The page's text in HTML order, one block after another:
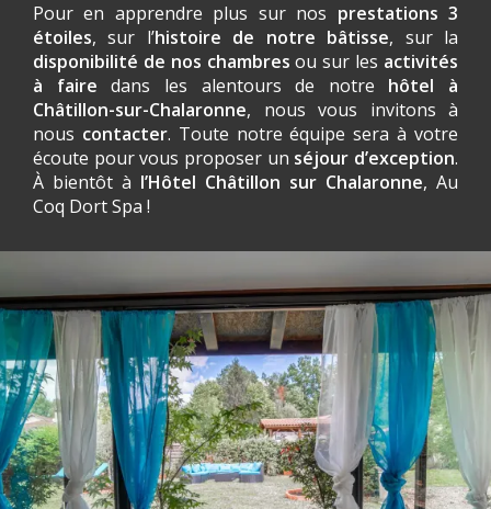
Pour en apprendre plus sur nos prestations 3
étoiles, sur l’histoire de notre bâtisse, sur la
disponibilité de nos chambres ou sur les activités
à fairedans les alentours de notre hôtel à
Châtillon-sur-Chalaronne, nous vous invitons à
nous contacter. Toute notre équipe sera à votre
écoute pour vous proposer un séjour d’exception.
À bientôt à l’Hôtel Châtillon sur Chalaronne, Au
Coq Dort Spa !